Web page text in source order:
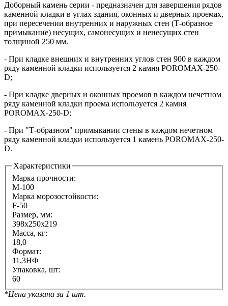
Доборный камень серии - предназначен для завершения рядов
каменной кладки в углах здания, оконных и дверных проемах,
при пересечении внутренних и наружных стен (Т-образное
примыкание) несущих, самонесущих и ненесущих стен
толщиной 250 мм.
- При кладке внешних и внутренних углов стен 900 в каждом
ряду каменной кладки используется 2 камня POROMAX-250-
D;
- При кладке дверных и оконных проемов в каждом нечетном
ряду каменной кладки проема используется 2 камня
POROMAX-250-D;
- При "Т-образном" примыкании стены в каждом нечетном
ряду каменной кладки используется 1 камень POROMAX-250-
D.
Характеристики
Марка прочности:
М-100
Марка морозостойкости:
F-50
Размер, мм:
398х250х219
Масса, кг:
18,0
Формат:
11,3НФ
Упаковка, шт:
60
*Цена указана за 1 шт.